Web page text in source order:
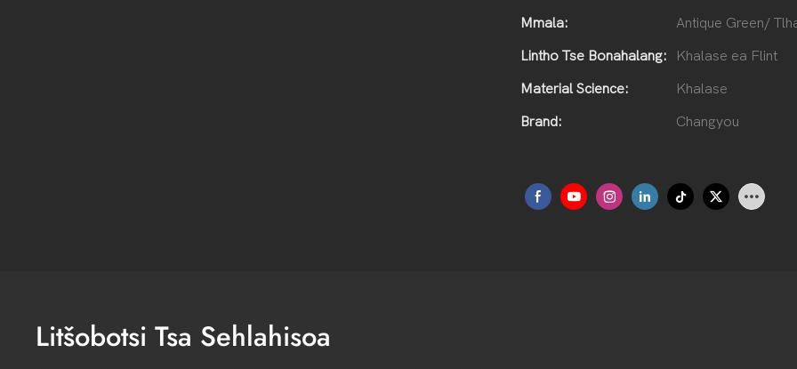
Mmala: Antique Green/
Lintho Tse Bonahalang: Khalase ea Flint
Material Science: Khalase
Brand: Changyou
Litšobotsi Tsa Sehlahisoa